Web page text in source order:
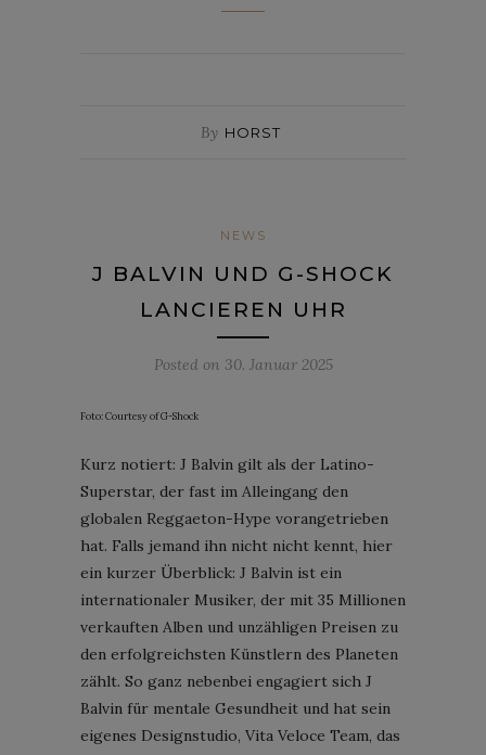
By HORST
NEWS
J BALVIN UND G-SHOCK
LANCIEREN UHR
Posted on 30. Januar 2025
Foto: Courtesy of G-Shock
Kurz notiert: J Balvin gilt als der Latino-
Superstar, der fast im Alleingang den
globalen Reggaeton-Hype vorangetrieben
hat. Falls jemand ihn nicht nicht kennt, hier
ein kurzer Überblick: J Balvin ist ein
internationaler Musiker, der mit 35 Millionen
verkauften Alben und unzähligen Preisen zu
den erfolgreichsten Künstlern des Planeten
zählt. So ganz nebenbei engagiert sich J
Balvin für mentale Gesundheit und hat sein
eigenes Designstudio, Vita Veloce Team, das